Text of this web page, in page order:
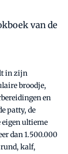
van de
in zijn
broodje,
en
patty, de
eigen ultieme
dan 1.500.000
kalf,